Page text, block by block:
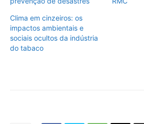
Clima em cinzeiros: os
impactos ambientais e
sociais ocultos da indústria
do tabaco